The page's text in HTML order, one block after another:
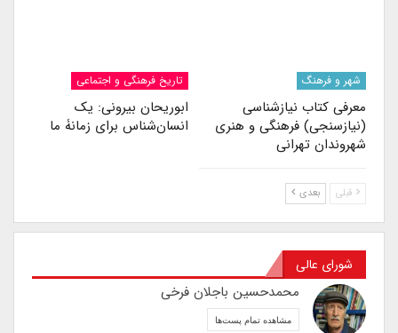
شهر و فرهنگ
معرفی کتاب نیازشناسی
(نیازسنجی) فرهنگی و هنری
شهروندان تهرانی
تاریخ فرهنگی و اجتماعی
ابوریحان بیرونی: یک
انسان‌شناس برای زمانۀ ما
قبلی بعدی
شورای عالی
محمدحسین باجلان فرخی
مشاهده تمام پست‌ها